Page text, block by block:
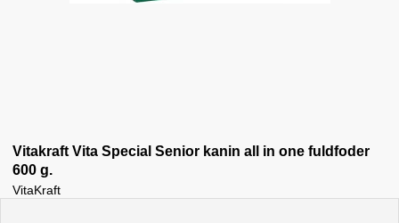
Vitakraft Vita Special Senior kanin all in one fuldfoder
600 g.
VitaKraft